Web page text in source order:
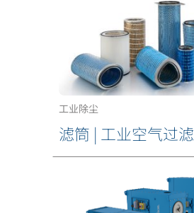
工业除尘
滤筒 | 工业空气过滤